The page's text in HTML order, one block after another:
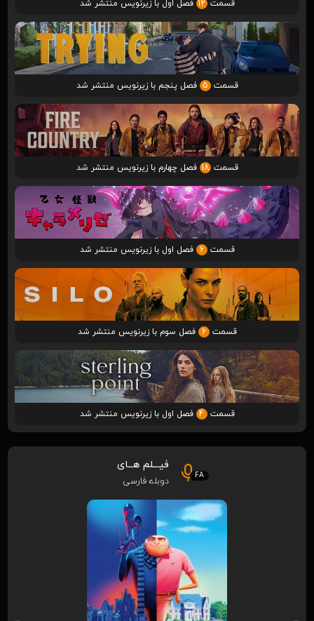
قسمت 12 فصل اول با زیرنویس منتشر شد
قسمت 5 فصل پنجم با زیرنویس منتشر شد
قسمت18 فصل چهارم با زیرنویس منتشر شد
قسمت 6 فصل اول با زیرنویس منتشر شد
قسمت 6 فصل سوم با زیرنویس منتشر شد
قسمت 4 فصل اول با زیرنویس منتشر شد
FA
فیـــلم هــای
دوبله فارسی